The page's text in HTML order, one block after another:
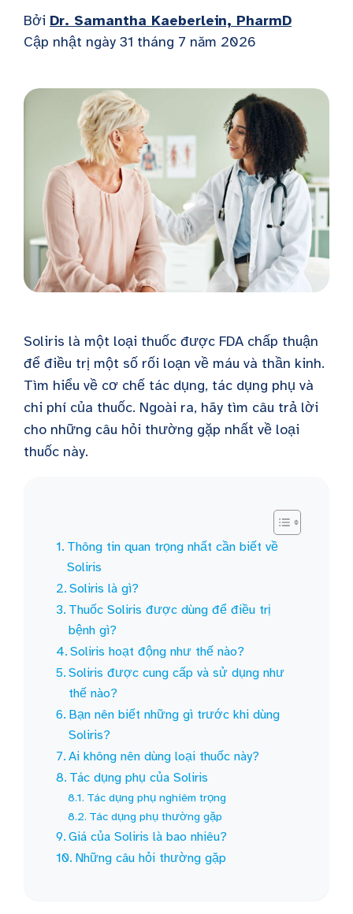
Bởi Dr. Samantha Kaeberlein, PharmD
Cập nhật ngày 31 tháng 7 năm 2026
Soliris là một loại thuốc được FDA chấp thuận
để điều trị một số rối loạn về máu và thần kinh.
Tìm hiểu về cơ chế tác dụng, tác dụng phụ và
chi phí của thuốc. Ngoài ra, hãy tìm câu trả lời
cho những câu hỏi thường gặp nhất về loại
thuốc này.
Thông tin quan trọng nhất cần biết về
Soliris
Soliris là gì?
Thuốc Soliris được dùng để điều trị
bệnh gì?
Soliris hoạt động như thế nào?
Soliris được cung cấp và sử dụng như
thế nào?
Bạn nên biết những gì trước khi dùng
Soliris?
Ai không nên dùng loại thuốc này?
Tác dụng phụ của Soliris
Tác dụng phụ nghiêm trọng
Tác dụng phụ thường gặp
Giá của Soliris là bao nhiêu?
Những câu hỏi thường gặp